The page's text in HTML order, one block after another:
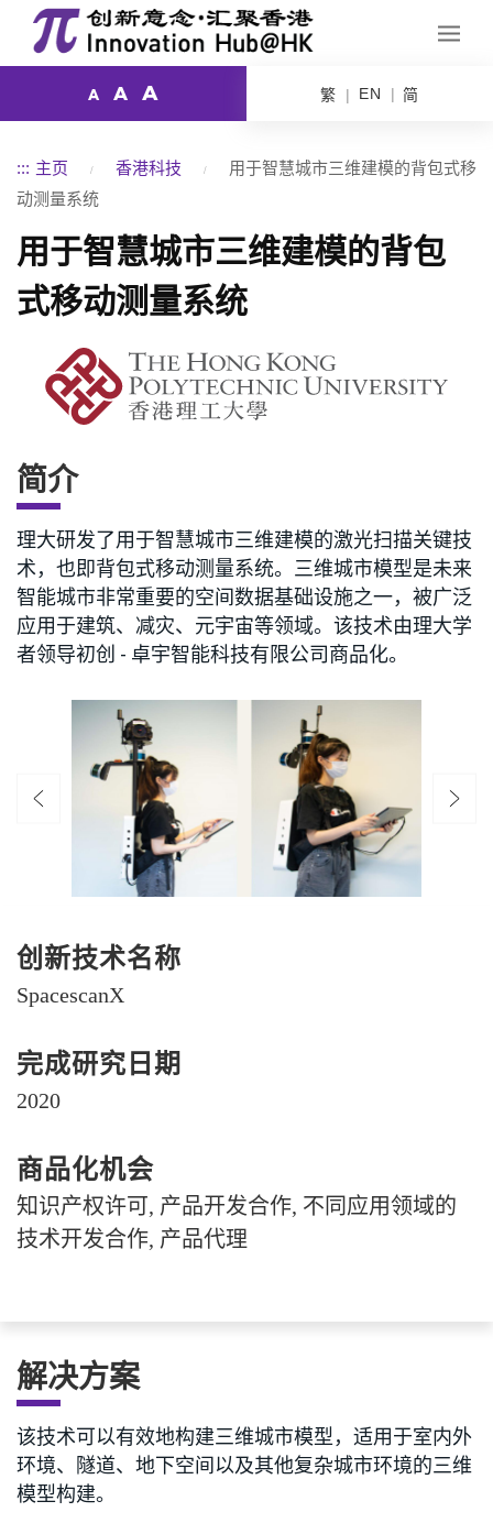
A A A 繁 EN 简
::: 主页 香港科技
用于智慧城市三维建模的背包式移
动测量系统
用于智慧城市三维建模的背包
式移动测量系统
简介
理大研发了用于智慧城市三维建模的激光扫描关键技
术，也即背包式移动测量系统。三维城市模型是未来
智能城市非常重要的空间数据基础设施之一，被广泛
应用于建筑、减灾、元宇宙等领域。该技术由理大学
者领导初创 - 卓宇智能科技有限公司商品化。
创新技术名称
SpacescanX
完成研究日期
2020
商品化机会
知识产权许可, 产品开发合作, 不同应用领域的
技术开发合作, 产品代理
解决方案
该技术可以有效地构建三维城市模型，适用于室内外
环境、隧道、地下空间以及其他复杂城市环境的三维
模型构建。